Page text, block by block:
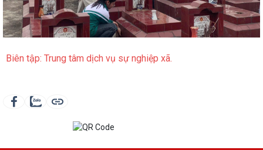
Biên tập: Trung tâm dịch vụ sự nghiệp xã.